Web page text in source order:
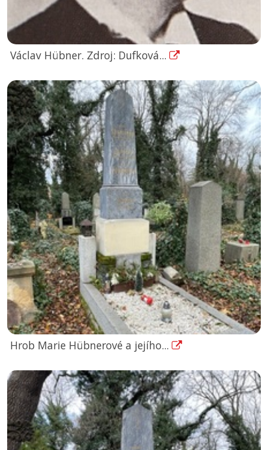
Václav Hübner. Zdroj: Dufková...
Hrob Marie Hübnerové a jejího...